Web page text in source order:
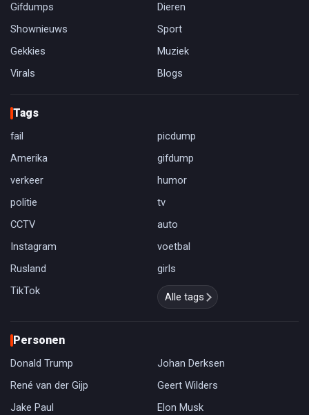
Gifdumps
Dieren
Shownieuws
Sport
Gekkies
Muziek
Virals
Blogs
Tags
fail
picdump
Amerika
gifdump
verkeer
humor
politie
tv
CCTV
auto
Instagram
voetbal
Rusland
girls
TikTok
Alle tags
Personen
Donald Trump
Johan Derksen
René van der Gijp
Geert Wilders
Jake Paul
Elon Musk